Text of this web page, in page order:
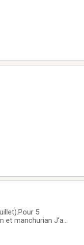
5
et manchurian J'ai